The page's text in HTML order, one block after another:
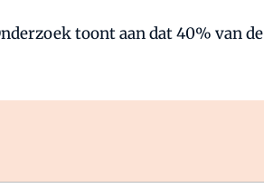
toont aan dat 40% van de